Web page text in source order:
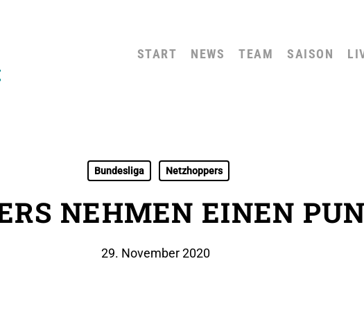
START NEWS TEAM SAISON
Bundesliga Netzhoppers
NEHMEN EINEN
29. November 2020